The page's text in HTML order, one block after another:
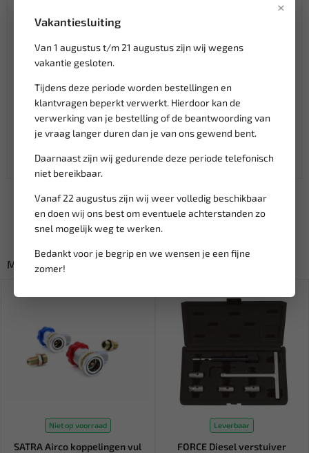
×
Vakantiesluiting
Van 1 augustus t/m 21 augustus zijn wij wegens
vakantie gesloten.
Tijdens deze periode worden bestellingen en
klantvragen beperkt verwerkt. Hierdoor kan de
verwerking van je bestelling of de beantwoording van
je vraag langer duren dan je van ons gewend bent.
Daarnaast zijn wij gedurende deze periode telefonisch
niet bereikbaar.
Vanaf 22 augustus zijn wij weer volledig beschikbaar
en doen wij ons best om eventuele achterstanden zo
snel mogelijk weg te werken.
Bedankt voor je begrip en we wensen je een fijne
zomer!
Pompschijf-trekker, te gebruiken zoals OEM 11 8 030
Spanelement-blokkeerpen, te gebruiken zoals OEM 11 4
120
Klantenservice,werkdagen van 9:00 tot 17:00 uur
Veilig online betalen meto.a. iDeal, Billie, Klarna
Verzending:gemiddeld 1-3 werkdagen
Groot assortiment,wekelijks nieuwe producten
vanaf € 75gratis verzending
Misschien ook interessant:
Niet op voorraad
SATRA Airco koppelingen vul
Leverbaar
FORCE Diesel verstuiver